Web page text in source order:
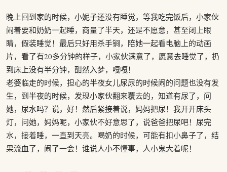
晚上回到家的时候，小妮子还没有睡觉，等我吃完饭后，小家伙
闹着要和奶奶一起睡，商量了半天，还是不愿意，甚至闭上眼
睛，假装睡觉！最后只好用杀手锏，陪她一起看电脑上的动画
片，看了有20多分钟的样子，小家伙满意了，愿意去睡觉了，扔
到床上没有半分钟，酣然入梦，嘎嘎！
老婆临走的时候，担心的半夜女儿尿尿的时候闹的问题也没有发
生，到半夜的时候，发现小家伙翻来覆去的，知道有尿了，问
她，尿水吗？说，好！然后紧接着说，妈妈把尿！我开开床头
灯，问她，妈妈呢，小家伙不好意思了，说爸爸把尿吧！尿完
水，接着睡，一直到天亮。喝奶的时候，可能有扣小鼻子了，结
果流血了，闹了一会！谁说人小不懂事，人小鬼大着呢！